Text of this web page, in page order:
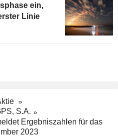
ein,
Linie
S.A.
Ergebniszahlen für das
2023